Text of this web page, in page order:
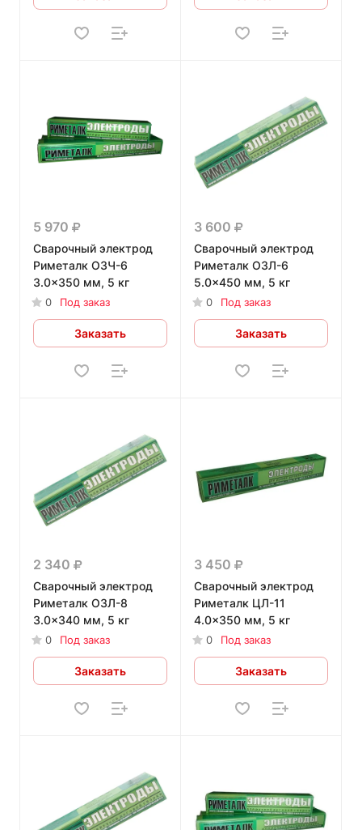
5 970
Сварочный электрод
Риметалк ОЗЧ-6
3.0x350 мм, 5 кг
0 Под заказ
Заказать
3 600
Сварочный электрод
Риметалк ОЗЛ-6
5.0x450 мм, 5 кг
0 Под заказ
Заказать
2 340
Сварочный электрод
Риметалк ОЗЛ-8
3.0x340 мм, 5 кг
0 Под заказ
Заказать
3 450
Сварочный электрод
Риметалк ЦЛ-11
4.0x350 мм, 5 кг
0 Под заказ
Заказать